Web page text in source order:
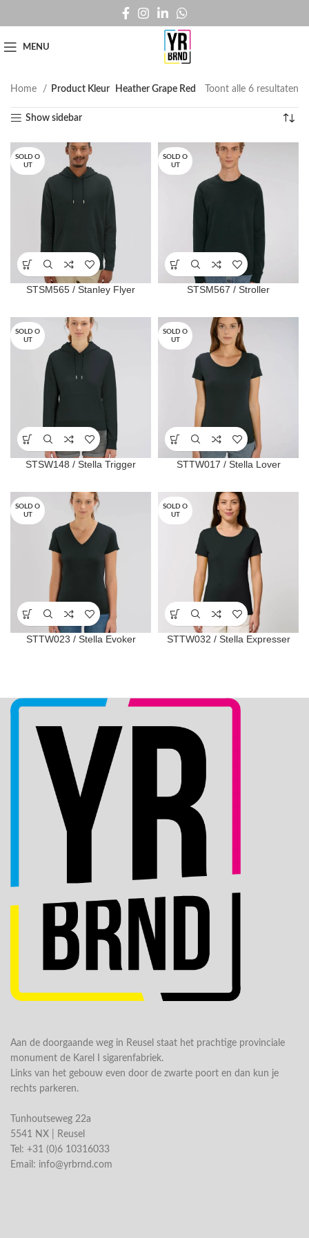
MENU
Home Product Kleur Heather Grape Red Toont alle 6 resultaten
Show sidebar
SOLD O
UT
STSM565 / Stanley Flyer
SOLD O
UT
STSM567 / Stroller
SOLD O
UT
STSW148 / Stella Trigger
SOLD O
UT
STTW017 / Stella Lover
SOLD O
UT
STTW023 / Stella Evoker
SOLD O
UT
STTW032 / Stella Expresser
Aan de doorgaande weg in Reusel staat het prachtige provinciale
monument de Karel I sigarenfabriek.
Links van het gebouw even door de zwarte poort en dan kun je
rechts parkeren.
Tunhoutseweg 22a
5541 NX | Reusel
Tel: +31 (0)6 10316033
Email: info@yrbrnd.com